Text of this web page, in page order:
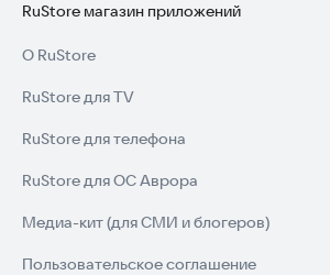
RuStore магазин приложений
О RuStore
RuStore для TV
RuStore для телефона
RuStore для ОС Аврора
Медиа-кит (для СМИ и блогеров)
Пользовательское соглашение